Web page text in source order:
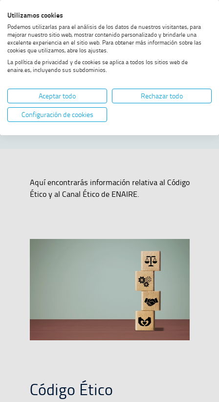
al
menú
al
contenido
al
footer
alto
contraste
Home MOSTRAR OPCIONES DEL CAMINO DE MIGAS
Código Ético y Canal Ético
Código Ético y
Canal Ético
Aquí encontrarás información relativa al Código
Ético y al Canal Ético de ENAIRE.
Código Ético
Utilizamos cookies
Podemos utilizarlas para el análisis de los datos de nuestros visitantes, para
mejorar nuestro sitio web, mostrar contenido personalizado y brindarle una
excelente experiencia en el sitio web. Para obtener más información sobre las
cookies que utilizamos, abre los ajustes.
La política de privacidad y de cookies se aplica a todos los sitios web de
enaire.es, incluyendo sus subdominios.
Aceptar todo
Rechazar todo
Configuración de cookies